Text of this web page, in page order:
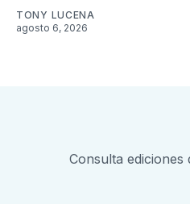
TONY LUCENA
agosto 6, 2026
Consulta ediciones